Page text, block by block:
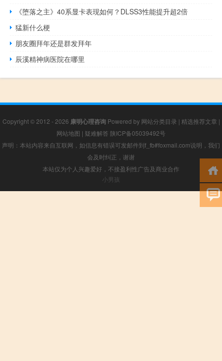
《堕落之主》40系显卡表现如何？DLSS3性能提升超2倍
猛新什么梗
朋友圈拜年还是群发拜年
辰溪精神病医院在哪里
Copyright © 2012 - 2026 康明心理咨询Powered by 网站分类目录 | 精选推荐文章 |
网站地图 | 疑难解答 陕ICP备05039492号
声明：本站内容来自互联网，如信息有错误可发邮件到f_fb#foxmail.com说明，我们
会及时纠正，谢谢
本站仅为个人兴趣爱好，不接盈利性广告及商业合作
小男孩